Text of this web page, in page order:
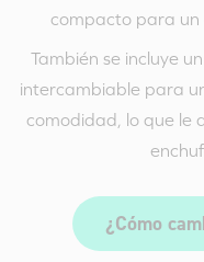
compacto para un
También se incluye
intercambiable para
comodidad, lo que le
¿Cómo